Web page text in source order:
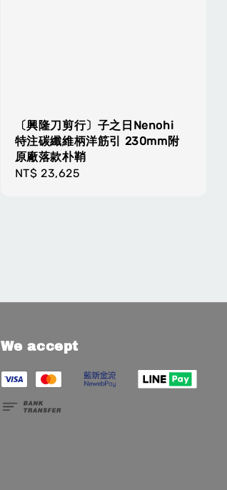
〔興隆刀剪行〕子之日Nenohi
特注碳纖維柄洋筋引 230mm附
原廠落款朴鞘
Regular
NT$ 23,625
We accept